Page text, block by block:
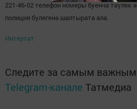
221-46-02 телефон номеры буенча тәүлек
полиция бүлегенә шалтырата ала.
Интертат
Следите за самым
Telegram-канале Татмедиа